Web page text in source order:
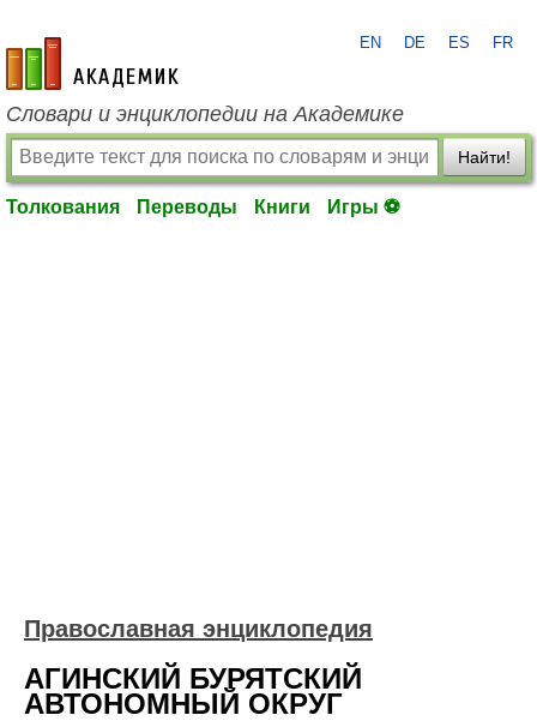
academic.ru
EN DE ES FR
Словари и энциклопедии на Академике
Найти!
Толкования Переводы Книги Игры ⚽
Православная энциклопедия
АГИНСКИЙ БУРЯТСКИЙ
АВТОНОМНЫЙ ОКРУГ